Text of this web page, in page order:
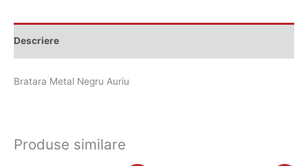
Descriere
Bratara Metal Negru Auriu
Produse similare